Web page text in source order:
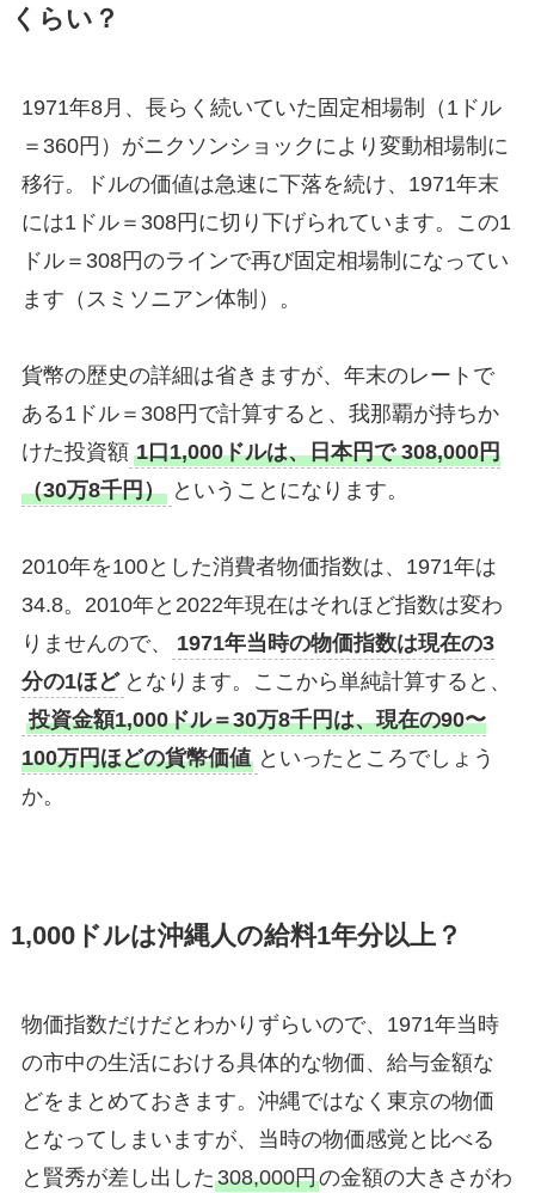
くらい？
1971年8月、長らく続いていた固定相場制（1ドル
＝360円）がニクソンショックにより変動相場制に
移行。ドルの価値は急速に下落を続け、1971年末
には1ドル＝308円に切り下げられています。この1
ドル＝308円のラインで再び固定相場制になってい
ます（スミソニアン体制）。
貨幣の歴史の詳細は省きますが、年末のレートで
ある1ドル＝308円で計算すると、我那覇が持ちか
けた投資額 1口1,000ドルは、日本円で 308,000円
（30万8千円） ということになります。
2010年を100とした消費者物価指数は、1971年は
34.8。2010年と2022年現在はそれほど指数は変わ
りませんので、
1971年当時の物価指数は現在の3
分の1ほど となります。ここから単純計算すると、
投資金額1,000ドル＝30万8千円は、現在の90〜
100万円ほどの貨幣価値 といったところでしょう
か。
1,000ドルは沖縄人の給料1年分以上？
物価指数だけだとわかりずらいので、1971年当時
の市中の生活における具体的な物価、給与金額な
どをまとめておきます。沖縄ではなく東京の物価
となってしまいますが、当時の物価感覚と比べる
と賢秀が差し出した308,000円の金額の大きさがわ